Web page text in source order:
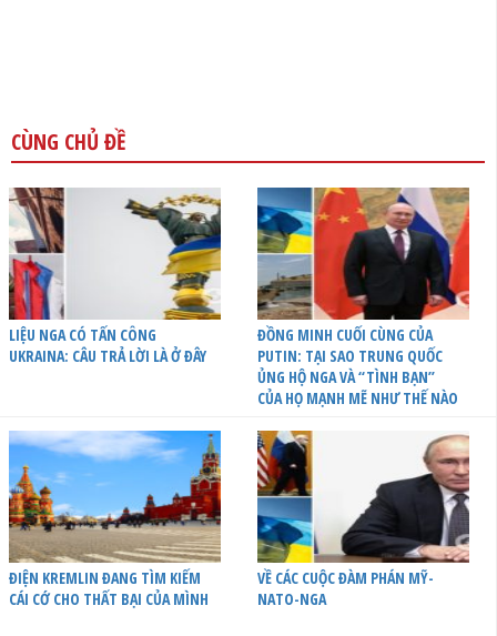
CÙNG CHỦ ĐỀ
LIỆU NGA CÓ TẤN CÔNG
UKRAINA: CÂU TRẢ LỜI LÀ Ở ĐÂY
ĐỒNG MINH CUỐI CÙNG CỦA
PUTIN: TẠI SAO TRUNG QUỐC
ỦNG HỘ NGA VÀ “TÌNH BẠN”
CỦA HỌ MẠNH MẼ NHƯ THẾ NÀO
ĐIỆN KREMLIN ĐANG TÌM KIẾM
CÁI CỚ CHO THẤT BẠI CỦA MÌNH
VỀ CÁC CUỘC ĐÀM PHÁN MỸ-
NATO-NGA